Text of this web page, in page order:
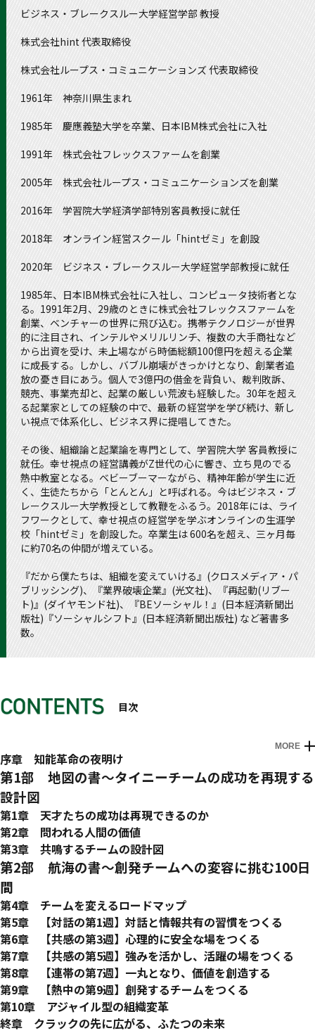
ビジネス・ブレークスルー大学経営学部 教授
株式会社hint 代表取締役
株式会社ループス・コミュニケーションズ 代表取締役
1961年 神奈川県生まれ
1985年 慶應義塾大学を卒業、日本IBM株式会社に入社
1991年 株式会社フレックスファームを創業
2005年 株式会社ループス・コミュニケーションズを創業
2016年 学習院大学経済学部特別客員教授に就任
2018年 オンライン経営スクール「hintゼミ」を創設
2020年 ビジネス・ブレークスルー大学経営学部教授に就任
1985年、日本IBM株式会社に入社し、コンピュータ技術者とな
る。1991年2月、29歳のときに株式会社フレックスファームを
創業、ベンチャーの世界に飛び込む。携帯テクノロジーが世界
的に注目され、インテルやメリルリンチ、複数の大手商社など
から出資を受け、未上場ながら時価総額100億円を超える企業
に成長する。しかし、バブル崩壊がきっかけとなり、創業者追
放の憂き目にあう。個人で3億円の借金を背負い、裁判敗訴、
競売、事業売却と、起業の厳しい荒波も経験した。30年を超え
る起業家としての経験の中で、最新の経営学を学び続け、新し
い視点で体系化し、ビジネス界に提唱してきた。
その後、組織論と起業論を専門として、学習院大学 客員教授に
就任。幸せ視点の経営講義がZ世代の心に響き、立ち見のでる
熱中教室となる。ベビーブーマーながら、精神年齢が学生に近
く、生徒たちから「とんとん」と呼ばれる。今はビジネス・ブ
レークスルー大学教授として教鞭をふるう。2018年には、ライ
フワークとして、幸せ視点の経営学を学ぶオンラインの生涯学
校「hintゼミ」を創設した。卒業生は 600名を超え、三ヶ月毎
に約70名の仲間が増えている。
『だから僕たちは、組織を変えていける』(クロスメディア・パ
ブリッシング)、『業界破壊企業』(光文社)、『再起動(リブー
ト)』(ダイヤモンド社)、『BEソーシャル！』(日本経済新聞出
版社)『ソーシャルシフト』(日本経済新聞出版社) など著書多
数。
目次
MORE
序章 知能革命の夜明け
01 超越する知能～AlphaZeroが示した未来への扉
02 生成AIの正体～確率的オウムから汎用知能へ
03 AGIの足音～近未来に訪れる知性の特異点
04 ホワイトカラーの未来〜知性の再配置と新たな職の夜明
け
05 僕たちの選択～知能革命のクラックから差し込む光
第1部 地図の書〜タイニーチームの成功を再現する
設計図
第1章 天才たちの成功は再現できるのか
01 世界を動かす「タイニーチーム」〜天才から学ぶ、協働
の新しいカタチ
02 創発のメカニズム〜P&G実験が明かした驚きの発見
03 AI協働の3段階～道具から部下へ、そして共創者へ
04 組織におけるAI進化論～支援ツールから知的パートナーへ
第2章 問われる人間の価値
01 思考停止の甘い罠～AI協働がもたらす「やる気」と「創造
性」の喪失
02 選択の時～AIに依存するのか、共鳴するのか
03 AI時代に試される人間の基礎力～数値化できない非認知能
力
04 人間独自の中核能力～目的設定・内発創造性・価値判
断・社会的知性
05 人間の役割～「AIネイティブな組織」における人間の役割
とは
06 AIシフトを阻む壁〜現場のマインドセットとリーダーシッ
プ
第3章 共鳴するチームの設計図
01 チームの存在意義～非常時のチームに、何が起きるのか
02 やる気をつくる循環～成功するチームには「型」がある
03 知識をつくる循環～成功の裏側で起きていた「知のスパ
イラル」
04 AIとの共鳴～現場の知をつなぐ物語
05 共鳴化と実践知〜AI時代の知識創造モデル
06 知識の質を変える〜プライベートAI時代の競争優位
07 「創発チーム」の設計図〜天才たちの成功を再現する
第2部 航海の書～創発チームへの変容に挑む100日
間
第4章 チームを変えるロードマップ
01 学習と継続のメカニズム～なぜ、組織変革は失敗するの
か
02 創発OS～人とAIの共鳴を生み出す航海術
03 創発会議メソッド〜チームが変わる100日間のロードマッ
プ
04 チームAIのはじめ方〜組織の暗黙知を育てる実践ガイド
05 チーム診断〜「現在地」から「創発」への最初の一歩
第5章 【対話の第1週】対話と情報共有の習慣をつくる
01 対話習慣のステージ～スター型からメッシュ型にどうや
って変えるのか
02 心をつなぐ対話術～話す・聴く・問う技術を体得する
03 1on1会議～組織の課題を共有し、取り組みの意図を話そ
う
04 チーム会議～スター型からメッシュ型への移行を促そう
第6章 【共感の第3週】心理的に安全な場をつくる
01 関係性のステージ～心理的に安全な場は、どうやってつ
くるのか
02 心理的に安全な場づくり～本音で話し合う技術を体得す
る
03 1on1会議～人生の軌跡を通じて、深い信頼を育もう
第7章 【共感の第5週】強みを活かし、活躍の場をつくる
01 主体性のステージ～仕事への前向きな姿勢は、どうやっ
てつくるのか
02 主体性を高める場づくり～フロー体験で自己実現の道を
拓く
第8章 【連帯の第7週】一丸となり、価値を創造する
01 使命感のステージ〜チームの連帯感は、どうやってつく
るのか
02 パーパスを追求する場づくり〜自走する組織をつくる技
第9章 【熱中の第9週】創発するチームをつくる
01 行動変容のステージ～どうすれば創発するチームになれ
るのか
第10章 アジャイル型の組織変革
01 タイニーチームが示す道標〜大きな組織の生き残り戦略
終章 クラックの先に広がる、ふたつの未来